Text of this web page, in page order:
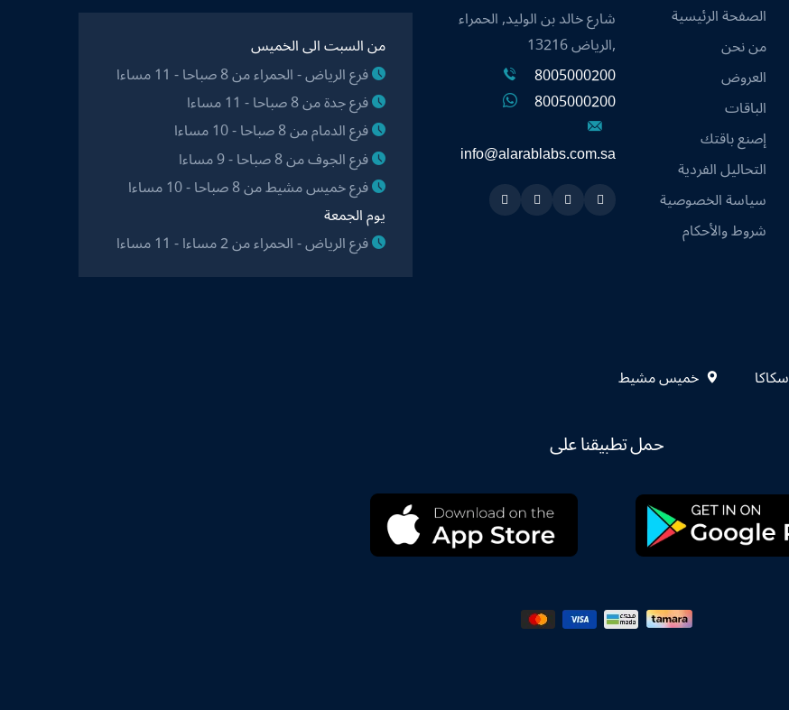
الصفحة الرئيسية
من نحن
العروض
الباقات
إصنع باقتك
التحاليل الفردية
سياسة الخصوصية
شروط والأحكام
شارع خالد بن الوليد, الحمراء
,الرياض 13216
8005000200
8005000200
info@alarablabs.com.sa
Snapchat
Twitter
Linkedin
Instagram
من السبت الى الخميس
فرع الرياض - الحمراء من 8 صباحا - 11 مساءا
فرع جدة من 8 صباحا - 11 مساءا
فرع الدمام من 8 صباحا - 10 مساءا
فرع الجوف من 8 صباحا - 9 مساءا
فرع خميس مشيط من 8 صباحا - 10 مساءا
يوم الجمعة
فرع الرياض - الحمراء من 2 مساءا - 11 مساءا
سكاكا خميس مشيط
حمل تطبيقنا على